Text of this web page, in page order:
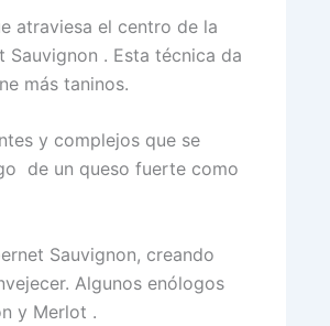
atraviesa el centro de la
. Esta técnica da
más taninos.
y complejos que se
de un queso fuerte como
Sauvignon, creando
Algunos enólogos
y Merlot .